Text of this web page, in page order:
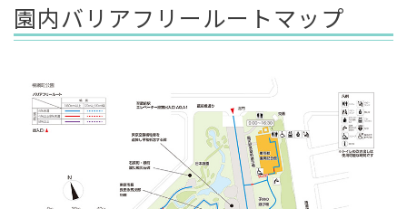
園内バリアフリールートマップ